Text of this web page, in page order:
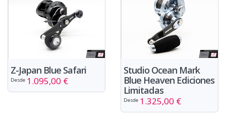
Z-Japan Blue Safari
Desde 1.095,00 €
Studio Ocean Mark
Blue Heaven Ediciones
Limitadas
Desde 1.325,00 €